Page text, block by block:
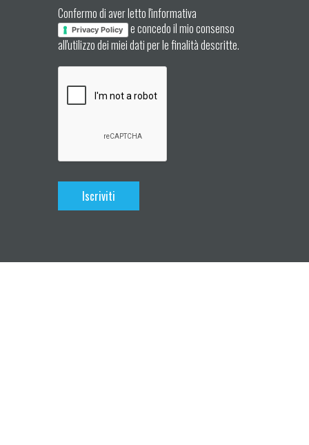
Confermo di aver letto l'informativa
Privacy Policy
e concedo il mio consenso
all'utilizzo dei miei dati per le finalità descritte.